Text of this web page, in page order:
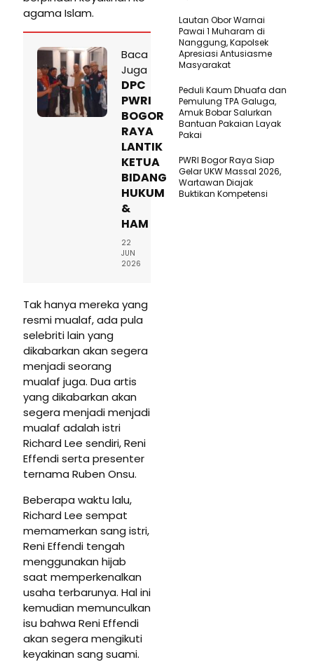
agama Islam.
Baca
Juga
DPC
PWRI
BOGOR
RAYA
LANTIK
KETUA
BIDANG
HUKUM
&
HAM
22
JUN
2026
Tak hanya mereka yang
resmi mualaf, ada pula
selebriti lain yang
dikabarkan akan segera
menjadi seorang
mualaf juga. Dua artis
yang dikabarkan akan
segera menjadi menjadi
mualaf adalah istri
Richard Lee sendiri, Reni
Effendi serta presenter
ternama Ruben Onsu.
Beberapa waktu lalu,
Richard Lee sempat
memamerkan sang istri,
Reni Effendi tengah
menggunakan hijab
saat memperkenalkan
usaha terbarunya. Hal ini
kemudian memunculkan
isu bahwa Reni Effendi
akan segera mengikuti
keyakinan sang suami.
Lautan Obor Warnai
Pawai 1 Muharam di
Nanggung, Kapolsek
Apresiasi Antusiasme
Masyarakat
Peduli Kaum Dhuafa dan
Pemulung TPA Galuga,
Amuk Bobar Salurkan
Bantuan Pakaian Layak
Pakai
PWRI Bogor Raya Siap
Gelar UKW Massal 2026,
Wartawan Diajak
Buktikan Kompetensi